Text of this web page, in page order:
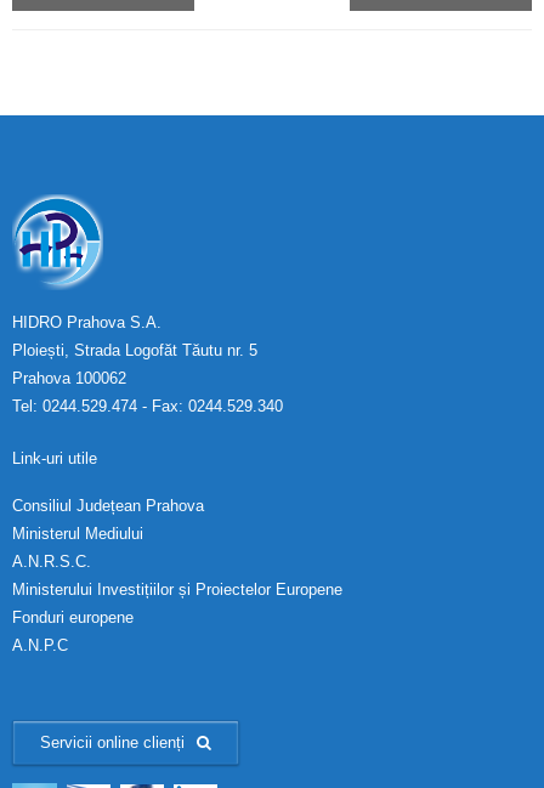
HIDRO Prahova S.A.
Ploiești, Strada Logofăt Tăutu nr. 5
Prahova 100062
Tel: 0244.529.474 - Fax: 0244.529.340
Link-uri utile
Consiliul Județean Prahova
Ministerul Mediului
A.N.R.S.C.
Ministerului Investițiilor și Proiectelor Europene
Fonduri europene
A.N.P.C
Servicii online clienți